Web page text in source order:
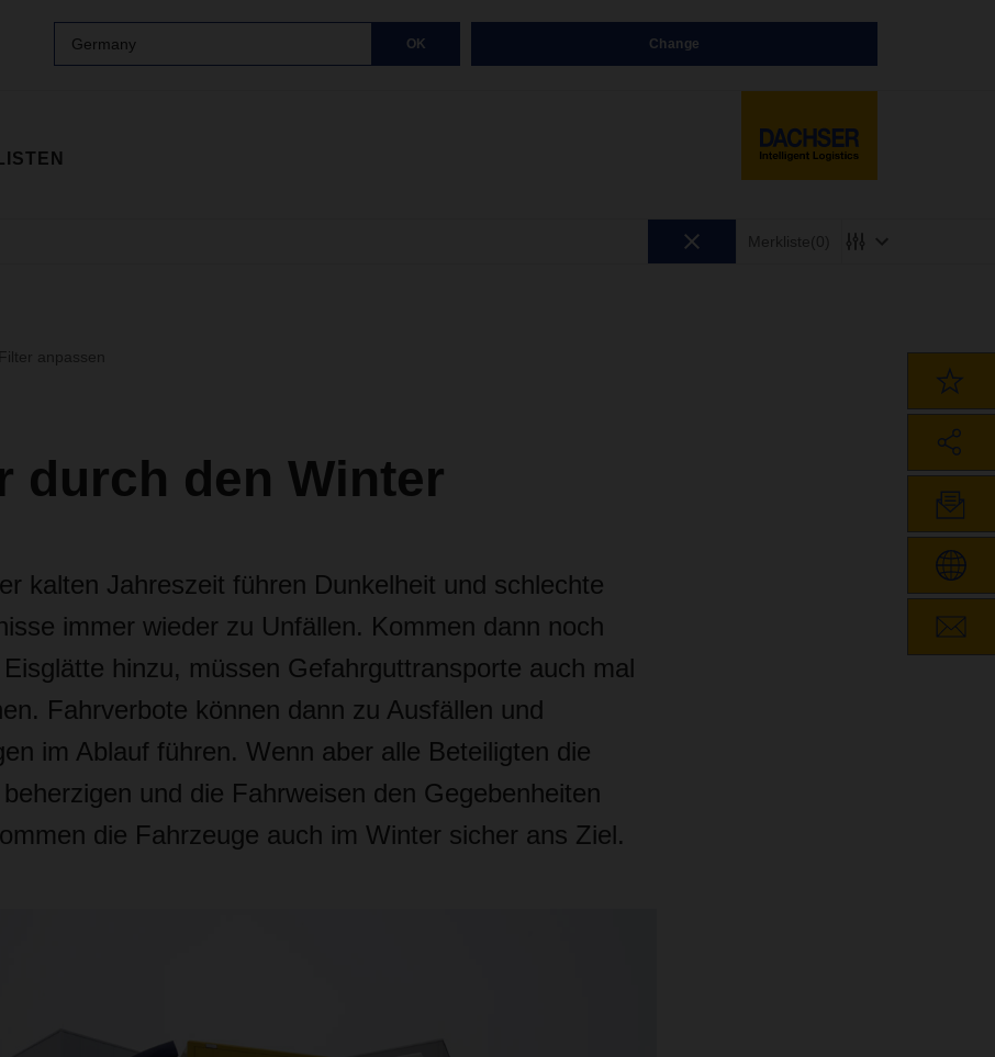
Germany OK Change
Merkliste(0)
Filter anpassen
durch den Winter
kalten Jahreszeit führen Dunkelheit und schlechte
immer wieder zu Unfällen. Kommen dann noch
hinzu, müssen Gefahrguttransporte auch mal
Fahrverbote können dann zu Ausfällen und
im Ablauf führen. Wenn aber alle Beteiligten die
und die Fahrweisen den Gegebenheiten
die Fahrzeuge auch im Winter sicher ans Ziel.